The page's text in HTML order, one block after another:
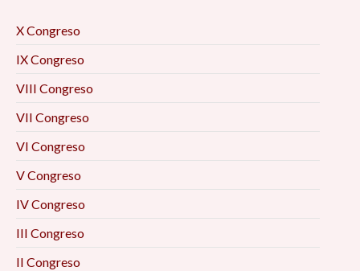
X Congreso
IX Congreso
VIII Congreso
VII Congreso
VI Congreso
V Congreso
IV Congreso
III Congreso
II Congreso